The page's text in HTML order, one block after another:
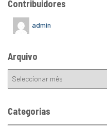
Contribuidores
admin
Arquivo
Categorias